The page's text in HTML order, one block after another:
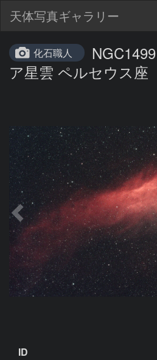
天体写真ギャラリー
化石職人
ア星雲 ペルセウス座
ID